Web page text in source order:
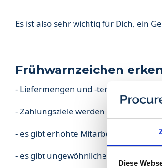
Diese
Es ist also sehr wichtig für Dich, ein
Frühwarnzeichen
- Liefermengen und -termine werden
- Zahlungsziele werden verkürzt, bis
- es gibt erhöhte
- es gibt ungewöhnliche und